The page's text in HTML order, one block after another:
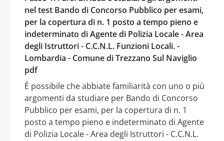
nel test Bando di Concorso Pubblico per esami,
per la copertura di n. 1 posto a tempo pieno e
indeterminato di Agente di Polizia Locale - Area
degli Istruttori - C.C.N.L. Funzioni Locali. -
Lombardia - Comune di Trezzano Sul Naviglio
pdf
È possibile che abbiate familiarità con uno o più
argomenti da studiare per Bando di Concorso
Pubblico per esami, per la copertura di n. 1
posto a tempo pieno e indeterminato di Agente
di Polizia Locale - Area degli Istruttori - C.C.N.L.